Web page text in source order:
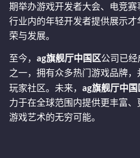
期举办游戏开发者大会、电竞
行业内的年轻开发者提供展示
荣与发展。
至今， ag旗舰厅中国区公司已
之一，拥有众多热门游戏品牌
玩家社区。未来， ag旗舰厅中国
力于在全球范围内提供更丰富
游戏艺术的无穷可能。